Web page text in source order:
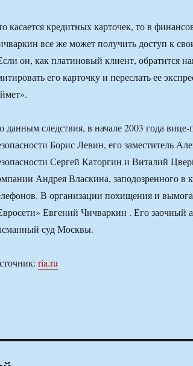
касается кредитных карточек, то в
все же может получить доступ к
он, как платиновый клиент, обратится
его карточку и переслать ее
данным следствия, в начале 2003 года
Борис Левин, его заместитель
Сергей Каторгин и Виталий
Андрея Власкина, заподозренного в
В организации похищения и
Евгений Чичваркин . Его заочный
суд Москвы.
ria.ru